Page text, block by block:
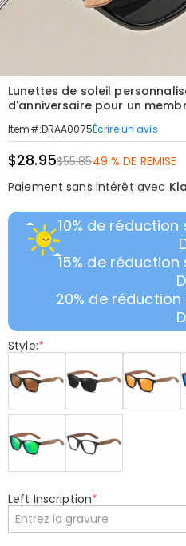
Lunettes de soleil
d'anniversaire pour un
Item#:DRAA0075Écrire un avis
$28.95$55.8549 % DE REMISE
Paiement sans intérêt avec
10% de
15% de
20% de
Style:*
Left Inscription*